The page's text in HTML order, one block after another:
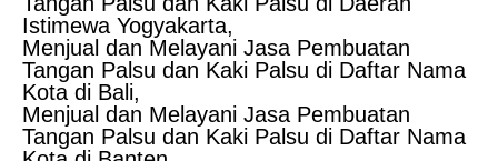
Istimewa Yogyakarta,
Menjual dan Melayani Jasa Pembuatan
Tangan Palsu dan Kaki Palsu di Daftar Nama
Kota di Bali,
Menjual dan Melayani Jasa Pembuatan
Tangan Palsu dan Kaki Palsu di Daftar Nama